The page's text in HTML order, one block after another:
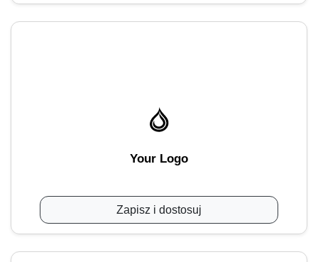
Your Logo
Zapisz i dostosuj